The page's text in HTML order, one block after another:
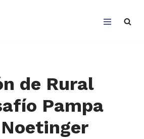
de Rural
Pampa